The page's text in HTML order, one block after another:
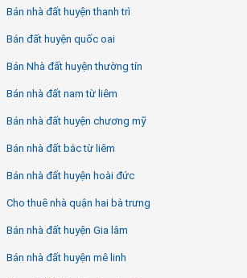
Bán nhà đất huyện thanh trì
Bán đất huyện quốc oai
Bán Nhà đất huyện thường tín
Bán nhà đất nam từ liêm
Bán nhà đất huyện chương mỹ
Bán nhà đất bắc từ liêm
Bán nhà đất huyện hoài đức
Cho thuê nhà quận hai bà trưng
Bán nhà đất huyện Gia lâm
Bán nhà đất huyện mê linh